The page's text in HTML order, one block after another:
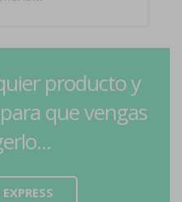
producto y
que vengas